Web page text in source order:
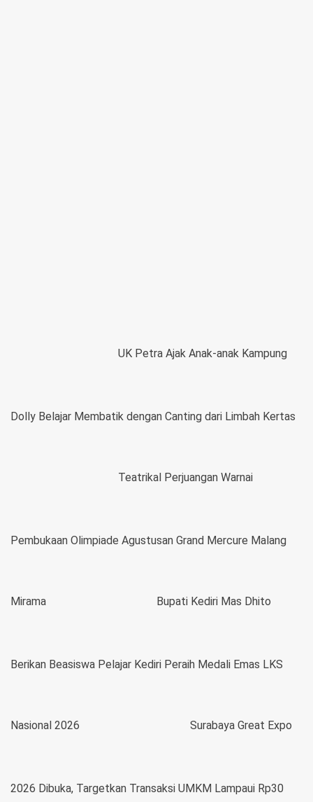
UK Petra Ajak Anak-anak Kampung
Dolly Belajar Membatik dengan Canting dari Limbah Kertas
Teatrikal Perjuangan Warnai
Pembukaan Olimpiade Agustusan Grand Mercure Malang
Mirama Bupati Kediri Mas Dhito
Berikan Beasiswa Pelajar Kediri Peraih Medali Emas LKS
Nasional 2026 Surabaya Great Expo
2026 Dibuka, Targetkan Transaksi UMKM Lampaui Rp30